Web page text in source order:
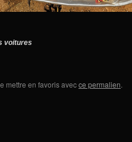
voitures
mettre en favoris avecce permalien.